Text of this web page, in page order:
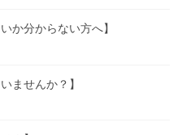
か分からない方へ】
ませんか？】